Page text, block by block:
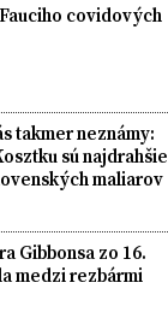
covidových
takmer neznámy:
sú najdrahšie
maliarov
Gibbonsa zo 16.
medzi rezbármi